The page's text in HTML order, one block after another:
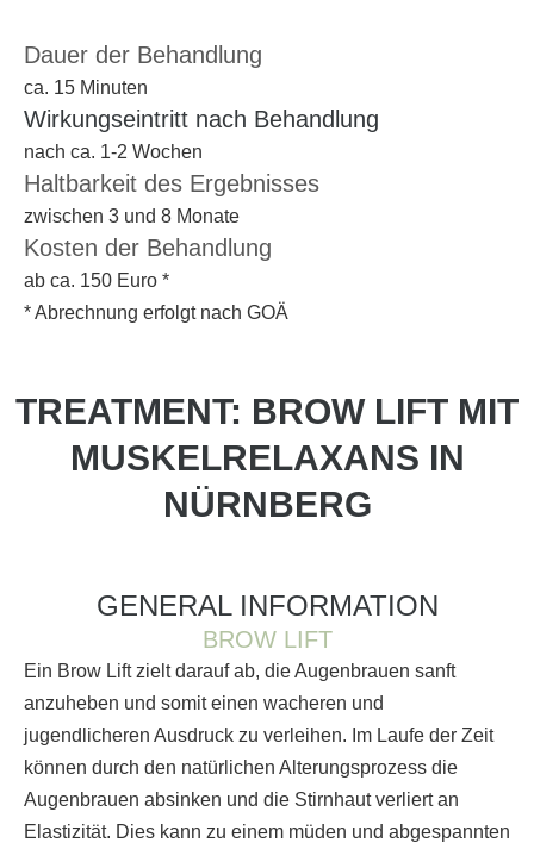
Dauer der Behandlung
ca. 15 Minuten
Wirkungseintritt nach Behandlung
nach ca. 1-2 Wochen
Haltbarkeit des Ergebnisses
zwischen 3 und 8 Monate
Kosten der Behandlung
ab ca. 150 Euro *
* Abrechnung erfolgt nach GOÄ
TREATMENT: BROW LIFT MIT
MUSKELRELAXANS IN
NÜRNBERG
GENERAL INFORMATION
BROW LIFT
Ein Brow Lift zielt darauf ab, die Augenbrauen sanft
anzuheben und somit einen wacheren und
jugendlicheren Ausdruck zu verleihen. Im Laufe der Zeit
können durch den natürlichen Alterungsprozess die
Augenbrauen absinken und die Stirnhaut verliert an
Elastizität. Dies kann zu einem müden und abgespannten